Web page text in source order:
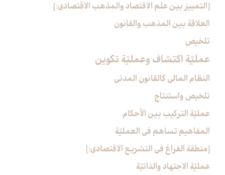
[التمييز بين علم الاقتصاد والمذهب الاقتصادي:]
العلاقة بين المذهب والقانون
تلخيص
عمليّة اكتشاف وعمليّة تكوين‏
النظام المالي كالقانون المدني
تلخيص واستنتاج
عمليّة التركيب بين الأحكام
المفاهيم تساهم في العمليّة
[منطقة الفراغ في التشريع الاقتصادي:]
عمليّة الاجتهاد والذاتيّة